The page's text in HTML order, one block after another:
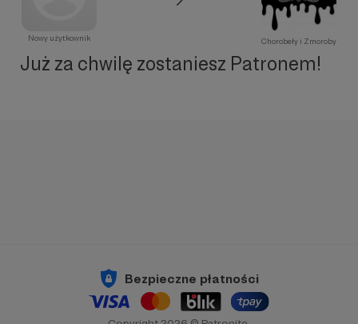
Nowy użytkownik Chorobeły i Zmoroby
Już za chwilę zostaniesz Patronem!
Bezpieczne płatności